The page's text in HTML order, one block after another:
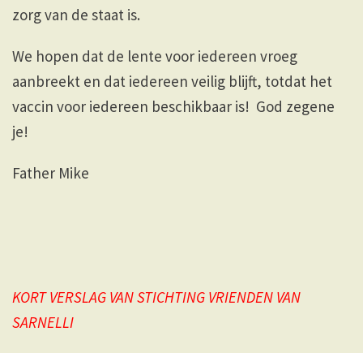
zorg van de staat is.
We hopen dat de lente voor iedereen vroeg
aanbreekt en dat iedereen veilig blijft, totdat het
vaccin voor iedereen beschikbaar is! God zegene
je!
Father Mike
KORT VERSLAG VAN STICHTING VRIENDEN VAN
SARNELLI